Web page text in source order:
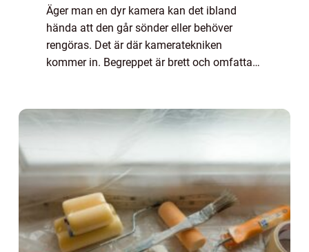
Äger man en dyr kamera kan det ibland
hända att den går sönder eller behöver
rengöras. Det är där kameratekniken
kommer in. Begreppet är brett och omfattar